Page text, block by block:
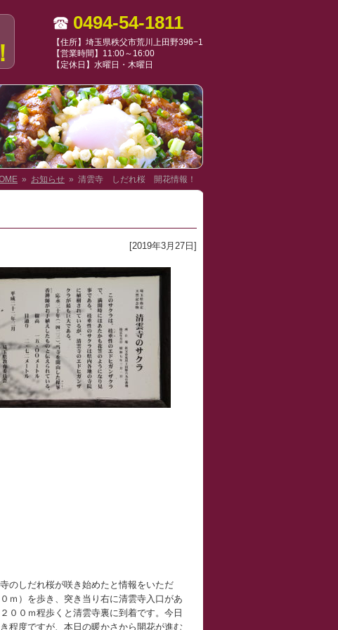
0494-54-1811
【住所】埼玉県秩父市荒川上田野396−1
【営業時間】11:00～16:00
【定休日】水曜日・木曜日
» お知らせ » 清雲寺 しだれ桜 開花情報！
[2019年3月27日]
のしだれ桜が咲き始めたと情報をいただ
ｍ）を歩き、突き当り右に清雲寺入口があ
００ｍ程歩くと清雲寺裏に到着です。今日
程度ですが、本日の暖かさから開花が進む